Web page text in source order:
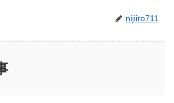
nijiiro711